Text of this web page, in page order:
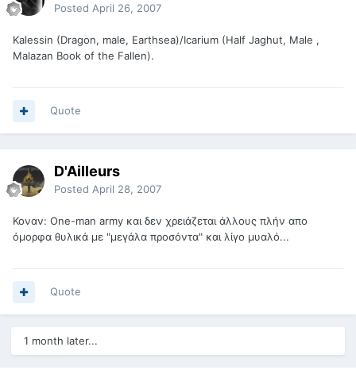
Posted April 26, 2007
Kalessin (Dragon, male, Earthsea)/Icarium (Half Jaghut, Male ,
Malazan Book of the Fallen).
Quote
D'Ailleurs
Posted April 28, 2007
Κοναν: One-man army και δεν χρειάζεται άλλους πλήν απο
όμορφα θυλικά με "μεγάλα προσόντα" και λίγο μυαλό...
Quote
1 month later...